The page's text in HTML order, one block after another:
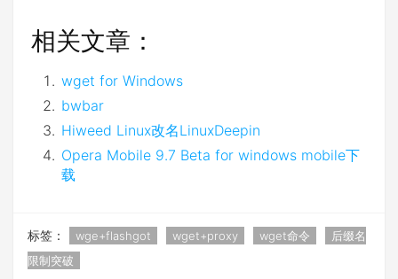
相关文章：
wget for Windows
bwbar
Hiweed Linux改名LinuxDeepin
Opera Mobile 9.7 Beta for windows mobile下
载
标签： wge+flashgot wget+proxy wget命令
后缀名
限制突破